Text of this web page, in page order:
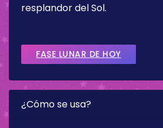
resplandor del Sol.
FASE LUNAR DE HOY
¿Cómo se usa?